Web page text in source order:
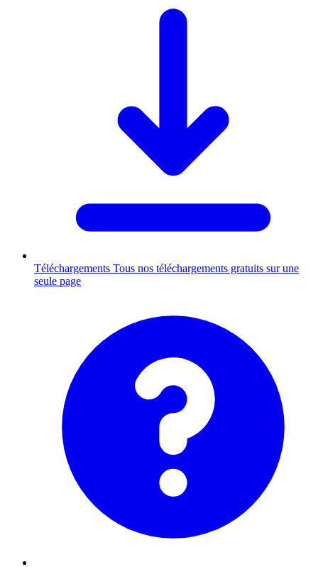
Téléchargements Tous nos téléchargements gratuits sur une
seule page